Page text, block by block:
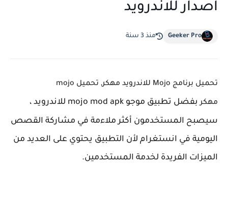
اصدار للاندرويد
Geeker Pro منذ 3 سنة
تحميل برنامج Mojo للاندرويد مهكر, تحميل mojo
مهكر بفضل تطبيق موجو mojo mod apk للاندرويد ،
سيصبح المستخدمون أكثر ملاءمة في مشاركة القصص
اليومية في انستغرام لأن التطبيق يحتوي على العديد من
الميزات الفريدة لخدمة المستخدمين.